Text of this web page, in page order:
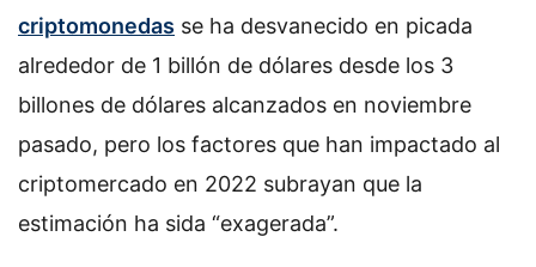
criptomonedas se ha desvanecido en picada
alrededor de 1 billón de dólares desde los 3
billones de dólares alcanzados en noviembre
pasado, pero los factores que han impactado al
criptomercado en 2022 subrayan que la
estimación ha sida “exagerada”.